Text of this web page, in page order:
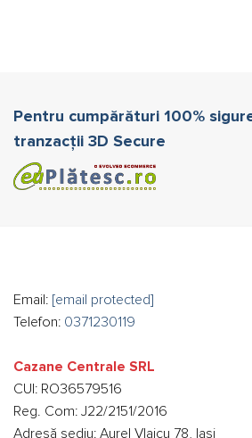
Pentru cumpărături 100%
tranzacții 3D Secure
Email: [email protected]
Telefon: 0371230119
Cazane Centrale SRL
CUI: RO36579516
Reg. Com: J22/2151/2016
Adresă sediu: Aurel Vlaicu 78, Iași